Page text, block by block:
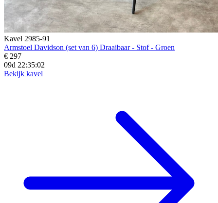
Kavel 2985-91
Armstoel Davidson (set van 6) Draaibaar - Stof - Groen
€ 297
09d 22:35:00
Bekijk kavel